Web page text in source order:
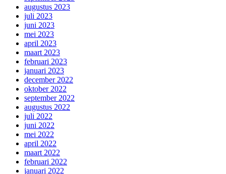
augustus 2023
juli 2023
juni 2023
mei 2023
april 2023
maart 2023
februari 2023
januari 2023
december 2022
oktober 2022
september 2022
augustus 2022
juli 2022
juni 2022
mei 2022
april 2022
maart 2022
februari 2022
januari 2022